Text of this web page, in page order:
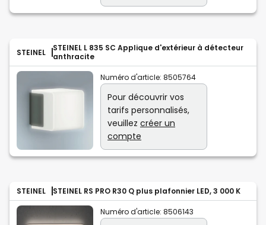
STEINEL
STEINEL L 835 SC Applique d'extérieur à détecteur
anthracite
Numéro d'article: 8505764
Pour découvrir vos
tarifs personnalisés,
veuillez créer un
compte
STEINEL STEINEL RS PRO R30 Q plus plafonnier LED, 3 000 K
Numéro d'article: 8506143